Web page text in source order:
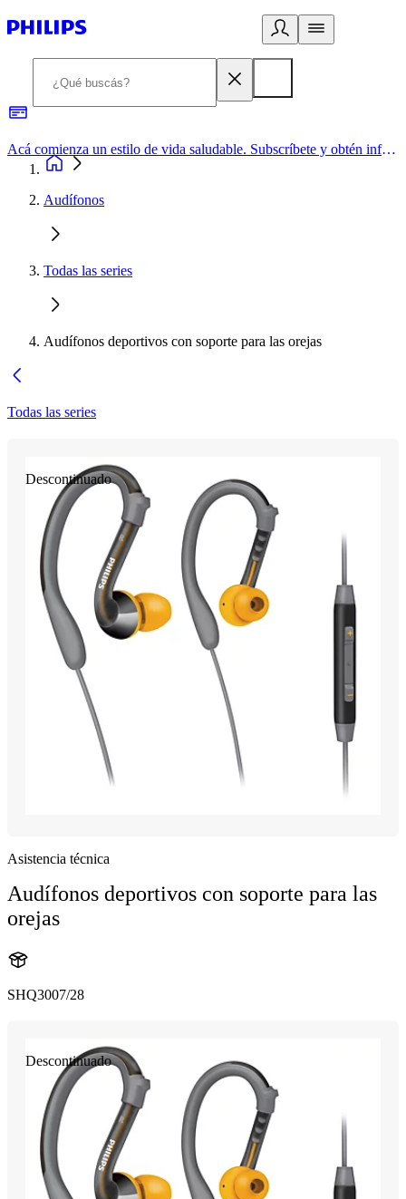
Acá comienza un estilo de vida saludable. Subscríbete y obtén información de primera mano
Audífonos
Todas las series
Audífonos deportivos con soporte para las orejas
Todas las series
Descontinuado
Asistencia técnica
Audífonos deportivos con soporte para las
orejas
SHQ3007/28
Descontinuado